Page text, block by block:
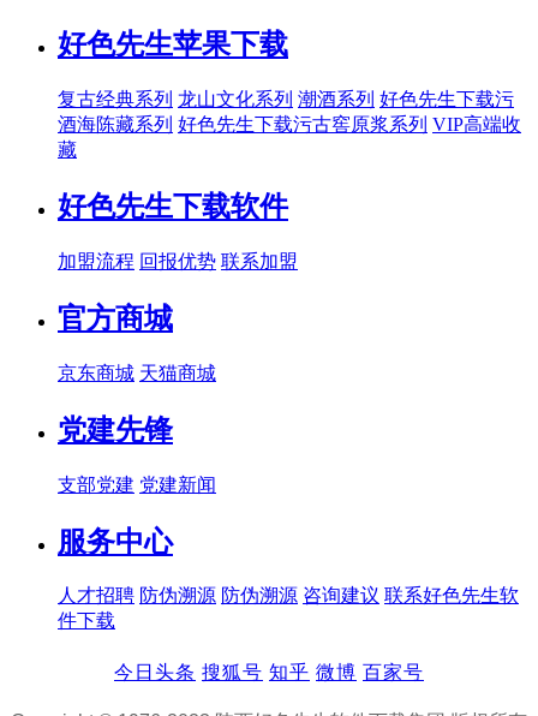
好色先生苹果下载
复古经典系列 龙山文化系列 潮酒系列 好色先生下载污
酒海陈藏系列 好色先生下载污古窖原浆系列 VIP高端收
藏
好色先生下载软件
加盟流程 回报优势 联系加盟
官方商城
京东商城 天猫商城
党建先锋
支部党建 党建新闻
服务中心
人才招聘 防伪溯源 防伪溯源 咨询建议 联系好色先生软
件下载
今日头条 搜狐号 知乎 微博 百家号